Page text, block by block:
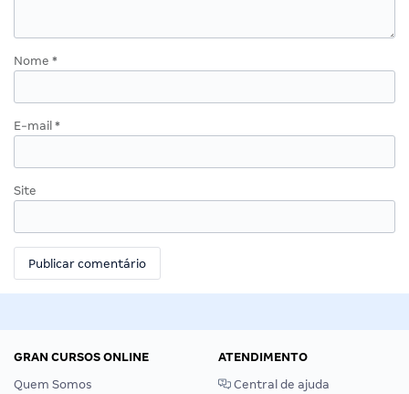
Nome *
E-mail *
Site
GRAN CURSOS ONLINE
Quem Somos
ATENDIMENTO
Central de ajuda